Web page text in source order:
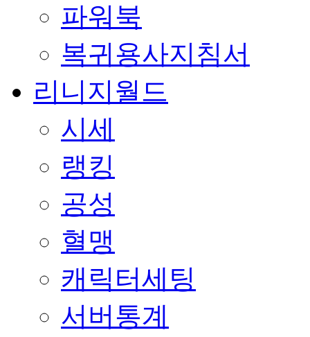
파워북
복귀용사지침서
리니지월드
시세
랭킹
공성
혈맹
캐릭터세팅
서버통계